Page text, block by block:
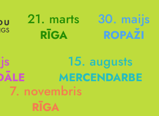
21. marts
RĪGA
30. maijs
ROPAŽI
15. augusts
MERCENDARBE
7. novembris
RĪGA